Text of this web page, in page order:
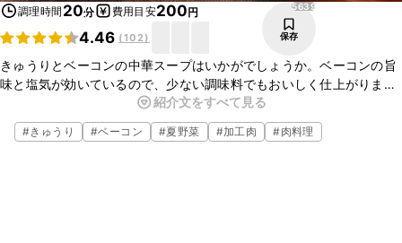
調理時間 20分 費用目安200円
4.46 (102)
5639
保存
きゅうりとベーコンの中華スープはいかがでしょうか。ベーコンの旨
味と塩気が効いているので、少ない調味料でもおいしく仕上がります
よ。きゅうりを入れたあとは、火を通しすぎないように手早く仕上げ
ることで食感も楽しめます。簡単に作れるので、ぜひお試しください
ね。
紹介文をすべて見る
#きゅうり #ベーコン #夏野菜 #加工肉 #肉料理